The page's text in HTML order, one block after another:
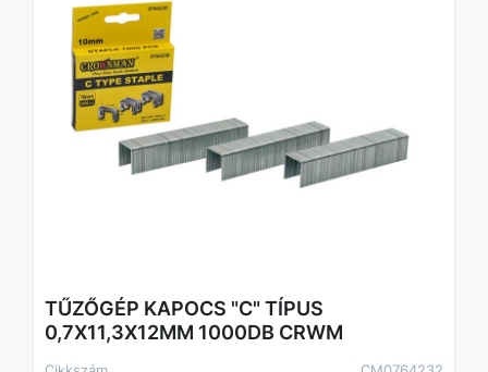
Lábhossz: 10 mm
Anyag: Q195 acél
Felületkezelés: Horganyzott
Kiszerelés: 1000 db
Kompatibilitás: Rapid 530/53, Arrow JT21
TŰZŐGÉP KAPOCS "C" TÍPUS
0,7X11,3X12MM 1000DB CRWM